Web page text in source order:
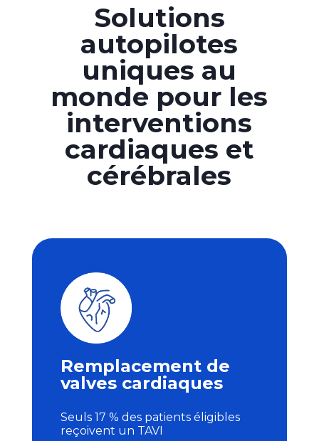
Solutions
autopilotes
uniques au
monde pour les
interventions
cardiaques et
cérébrales
Remplacement de
valves cardiaques
Seuls 17 % des patients éligibles
reçoivent un TAVI